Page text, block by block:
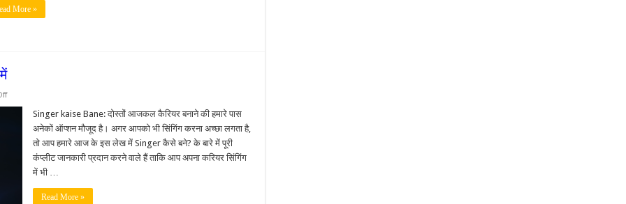
Release
Date,
More »
on
(Singer)Singer kaise Bane: दोस्तों आजकल कैरियर बनाने की हमारे पास
अनेकों ऑप्शन मौजूद है। अगर आपको भी सिंगिंग करना अच्छा लगता है,
तो आप हमारे आज के इस लेख में Singer कैसे बने? के बारे में पूरी
कंप्लीट जानकारी प्रदान करने वाले हैं ताकि आप अपना करियर सिंगिंग
में भी …
Read More »